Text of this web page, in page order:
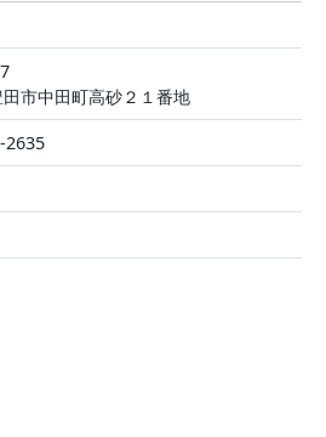
市中田町高砂２１番地
2635